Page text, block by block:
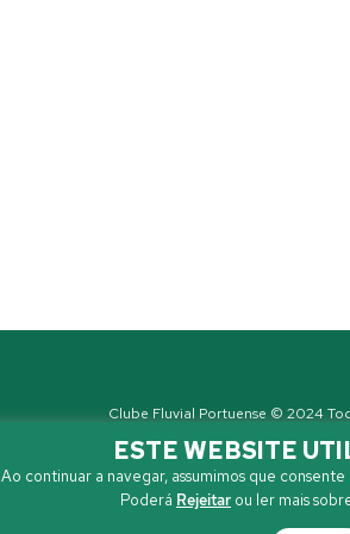
Clube Fluvial Portuense © 2024
ESTE WEBSITE
Ao continuar a navegar, assumimos que
Poderá Rejeitar ou ler mais